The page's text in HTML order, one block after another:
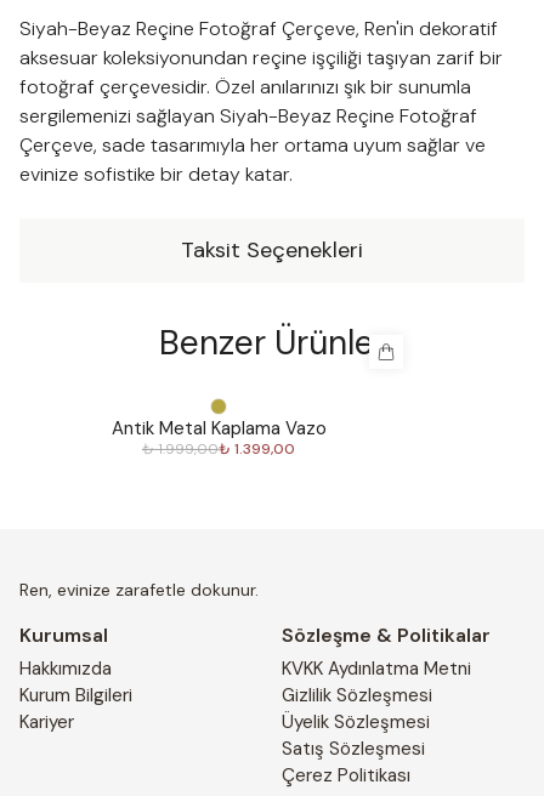
Siyah-Beyaz Reçine Fotoğraf Çerçeve, Ren'in dekoratif
aksesuar koleksiyonundan reçine işçiliği taşıyan zarif bir
fotoğraf çerçevesidir. Özel anılarınızı şık bir sunumla
sergilemenizi sağlayan Siyah-Beyaz Reçine Fotoğraf
Çerçeve, sade tasarımıyla her ortama uyum sağlar ve
evinize sofistike bir detay katar.
Taksit Seçenekleri
Benzer Ürünler
Antik Metal Kaplama Vazo
₺ 1.999,00₺ 1.399,00
Ren, evinize zarafetle dokunur.
Kurumsal
Hakkımızda
Kurum Bilgileri
Kariyer
Sözleşme & Politikalar
KVKK Aydınlatma Metni
Gizlilik Sözleşmesi
Üyelik Sözleşmesi
Satış Sözleşmesi
Çerez Politikası